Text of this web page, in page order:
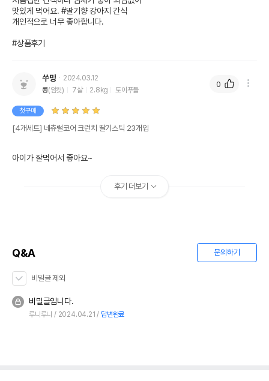
맛있게 먹어요. #딸기향 강아지 간식
개인적으로 너무 좋아합니다.
#상품후기
쑤망
2024.03.12
콩(암컷) 7살 2.8kg 토이푸들
첫구매
[4개세트] 네츄럴코어 크런치 딸기스틱 23개입
아이가 잘먹어서 좋아요~
0
후기 더보기
Q&A 문의하기
비밀글 제외
비밀글입니다.
루니루니 2024.04.21 답변완료